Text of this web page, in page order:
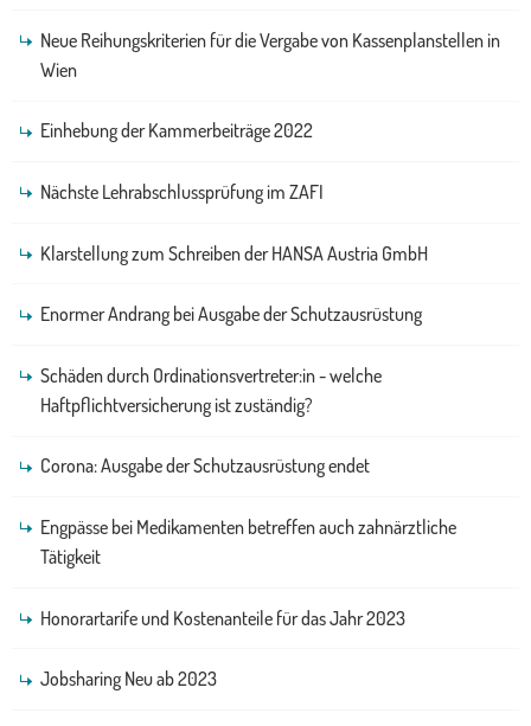
Neue Reihungskriterien für die Vergabe von Kassenplanstellen in
Wien
Einhebung der Kammerbeiträge 2022
Nächste Lehrabschlussprüfung im ZAFI
Klarstellung zum Schreiben der HANSA Austria GmbH
Enormer Andrang bei Ausgabe der Schutzausrüstung
Schäden durch Ordinationsvertreter:in - welche
Haftpflichtversicherung ist zuständig?
Corona: Ausgabe der Schutzausrüstung endet
Engpässe bei Medikamenten betreffen auch zahnärztliche
Tätigkeit
Honorartarife und Kostenanteile für das Jahr 2023
Jobsharing Neu ab 2023